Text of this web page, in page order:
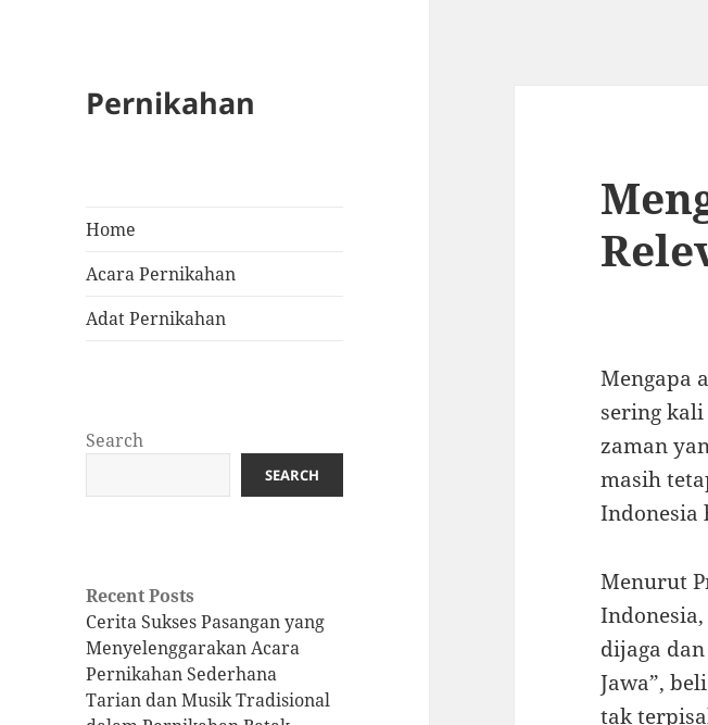
Pernikahan
Home
Acara Pernikahan
Adat Pernikahan
Search
SEARCH
Recent Posts
Cerita Sukses Pasangan yang
Menyelenggarakan Acara
Pernikahan Sederhana
Tarian dan Musik Tradisional
Mengapa
sering
zaman
masih
Indonesia
Menurut
dijaga
Jawa”,
tak